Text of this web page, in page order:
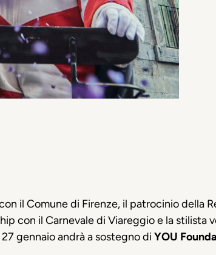
il Comune di Firenze, il patrocinio della
con il Carnevale di Viareggio e la stilista
gennaio andrà a sostegno di YOU